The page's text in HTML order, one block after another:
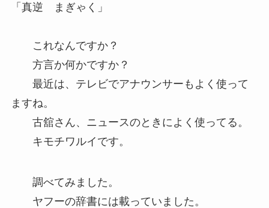
「真逆 まぎゃく」
これなんですか？
方言か何かですか？
最近は、テレビでアナウンサーもよく使って
ますね。
古舘さん、ニュースのときによく使ってる。
キモチワルイです。
調べてみました。
ヤフーの辞書には載っていました。